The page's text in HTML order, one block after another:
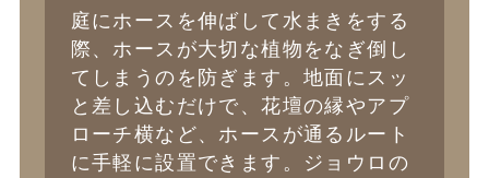
庭にホースを伸ばして水まきをする
際、ホースが大切な植物をなぎ倒し
てしまうのを防ぎます。地面にスッ
と差し込むだけで、花壇の縁やアプ
ローチ横など、ホースが通るルート
に手軽に設置できます。ジョウロの